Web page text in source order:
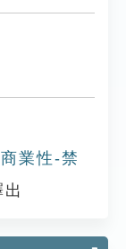
業性-禁
出